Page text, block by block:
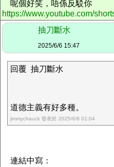
呢個好笑，唔係反駁你
https://www.youtube.com/
抽刀斷水
2025/6/6 15:47
回覆 抽刀斷水
道德主義有好多種。
jimmychauck 發表於 2025/6/6 01:04
連結中寫：